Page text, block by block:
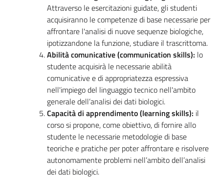
Attraverso le esercitazioni guidate, gli studenti
acquisiranno le competenze di base necessarie per
affrontare l'analisi di nuove sequenze biologiche,
ipotizzandone la funzione, studiare il trascrittoma.
Abilità comunicative (communication skills): lo
studente acquisirà le necessarie abilità
comunicative e di appropriatezza espressiva
nell'impiego del linguaggio tecnico nell'ambito
generale dell’analisi dei dati biologici.
Capacità di apprendimento (learning skills): il
corso si propone, come obiettivo, di fornire allo
studente le necessarie metodologie di base
teoriche e pratiche per poter affrontare e risolvere
autonomamente problemi nell’ambito dell’analisi
dei dati biologici.